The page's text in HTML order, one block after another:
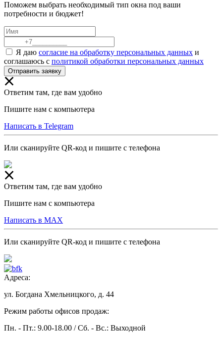
Поможем выбрать необходимый тип окна под ваши
потребности и бюджет!
Я даю согласие на обработку персональных данных и
соглашаюсь с политикой обработки персональных данных
Отправить заявку
Ответим там, где вам удобно
Пишите нам с компьютера
Написать в Telegram
Или сканируйте QR-код и пишите с телефона
Ответим там, где вам удобно
Пишите нам с компьютера
Написать в MAX
Или сканируйте QR-код и пишите с телефона
Адреса:
ул. Богдана Хмельницкого, д. 44
Режим работы офисов продаж:
Пн. - Пт.: 9.00-18.00 / Сб. - Вс.: Выходной